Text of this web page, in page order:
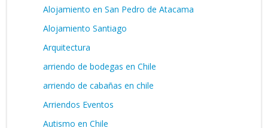
Alojamiento en San Pedro de Atacama
Alojamiento Santiago
Arquitectura
arriendo de bodegas en Chile
arriendo de cabañas en chile
Arriendos Eventos
Autismo en Chile